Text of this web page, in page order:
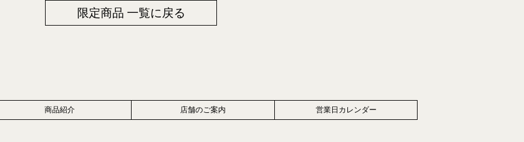
限定商品 一覧に戻る
商品紹介 店舗のご案内 営業日カレンダー